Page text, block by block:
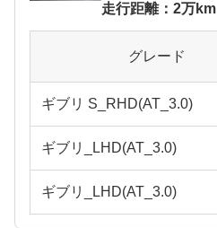
走行距離：2万km
グレード
ギブリ S_RHD(AT_3.0)
ギブリ_LHD(AT_3.0)
ギブリ_LHD(AT_3.0)